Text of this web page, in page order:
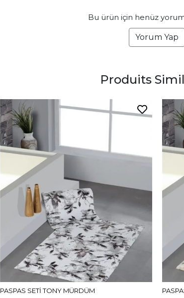
Bu ürün için henüz yorum
Yorum Yap
Produits
PASPAS SETİ TONY MÜRDÜM